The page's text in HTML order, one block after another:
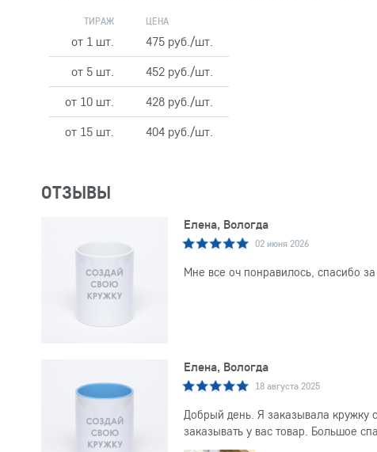
ТИРАЖ ЦЕНА
от 1 шт.
475 руб./шт.
от 5 шт.
452 руб./шт.
от 10 шт.
428 руб./шт.
от 15 шт.
404 руб./шт.
ОТЗЫВЫ
Елена, Вологда
02 июня 2026
Мне все оч понравилось, спасибо
Елена, Вологда
18 августа 2025
Добрый день. Я заказывала кружку
заказывать у вас товар. Большое